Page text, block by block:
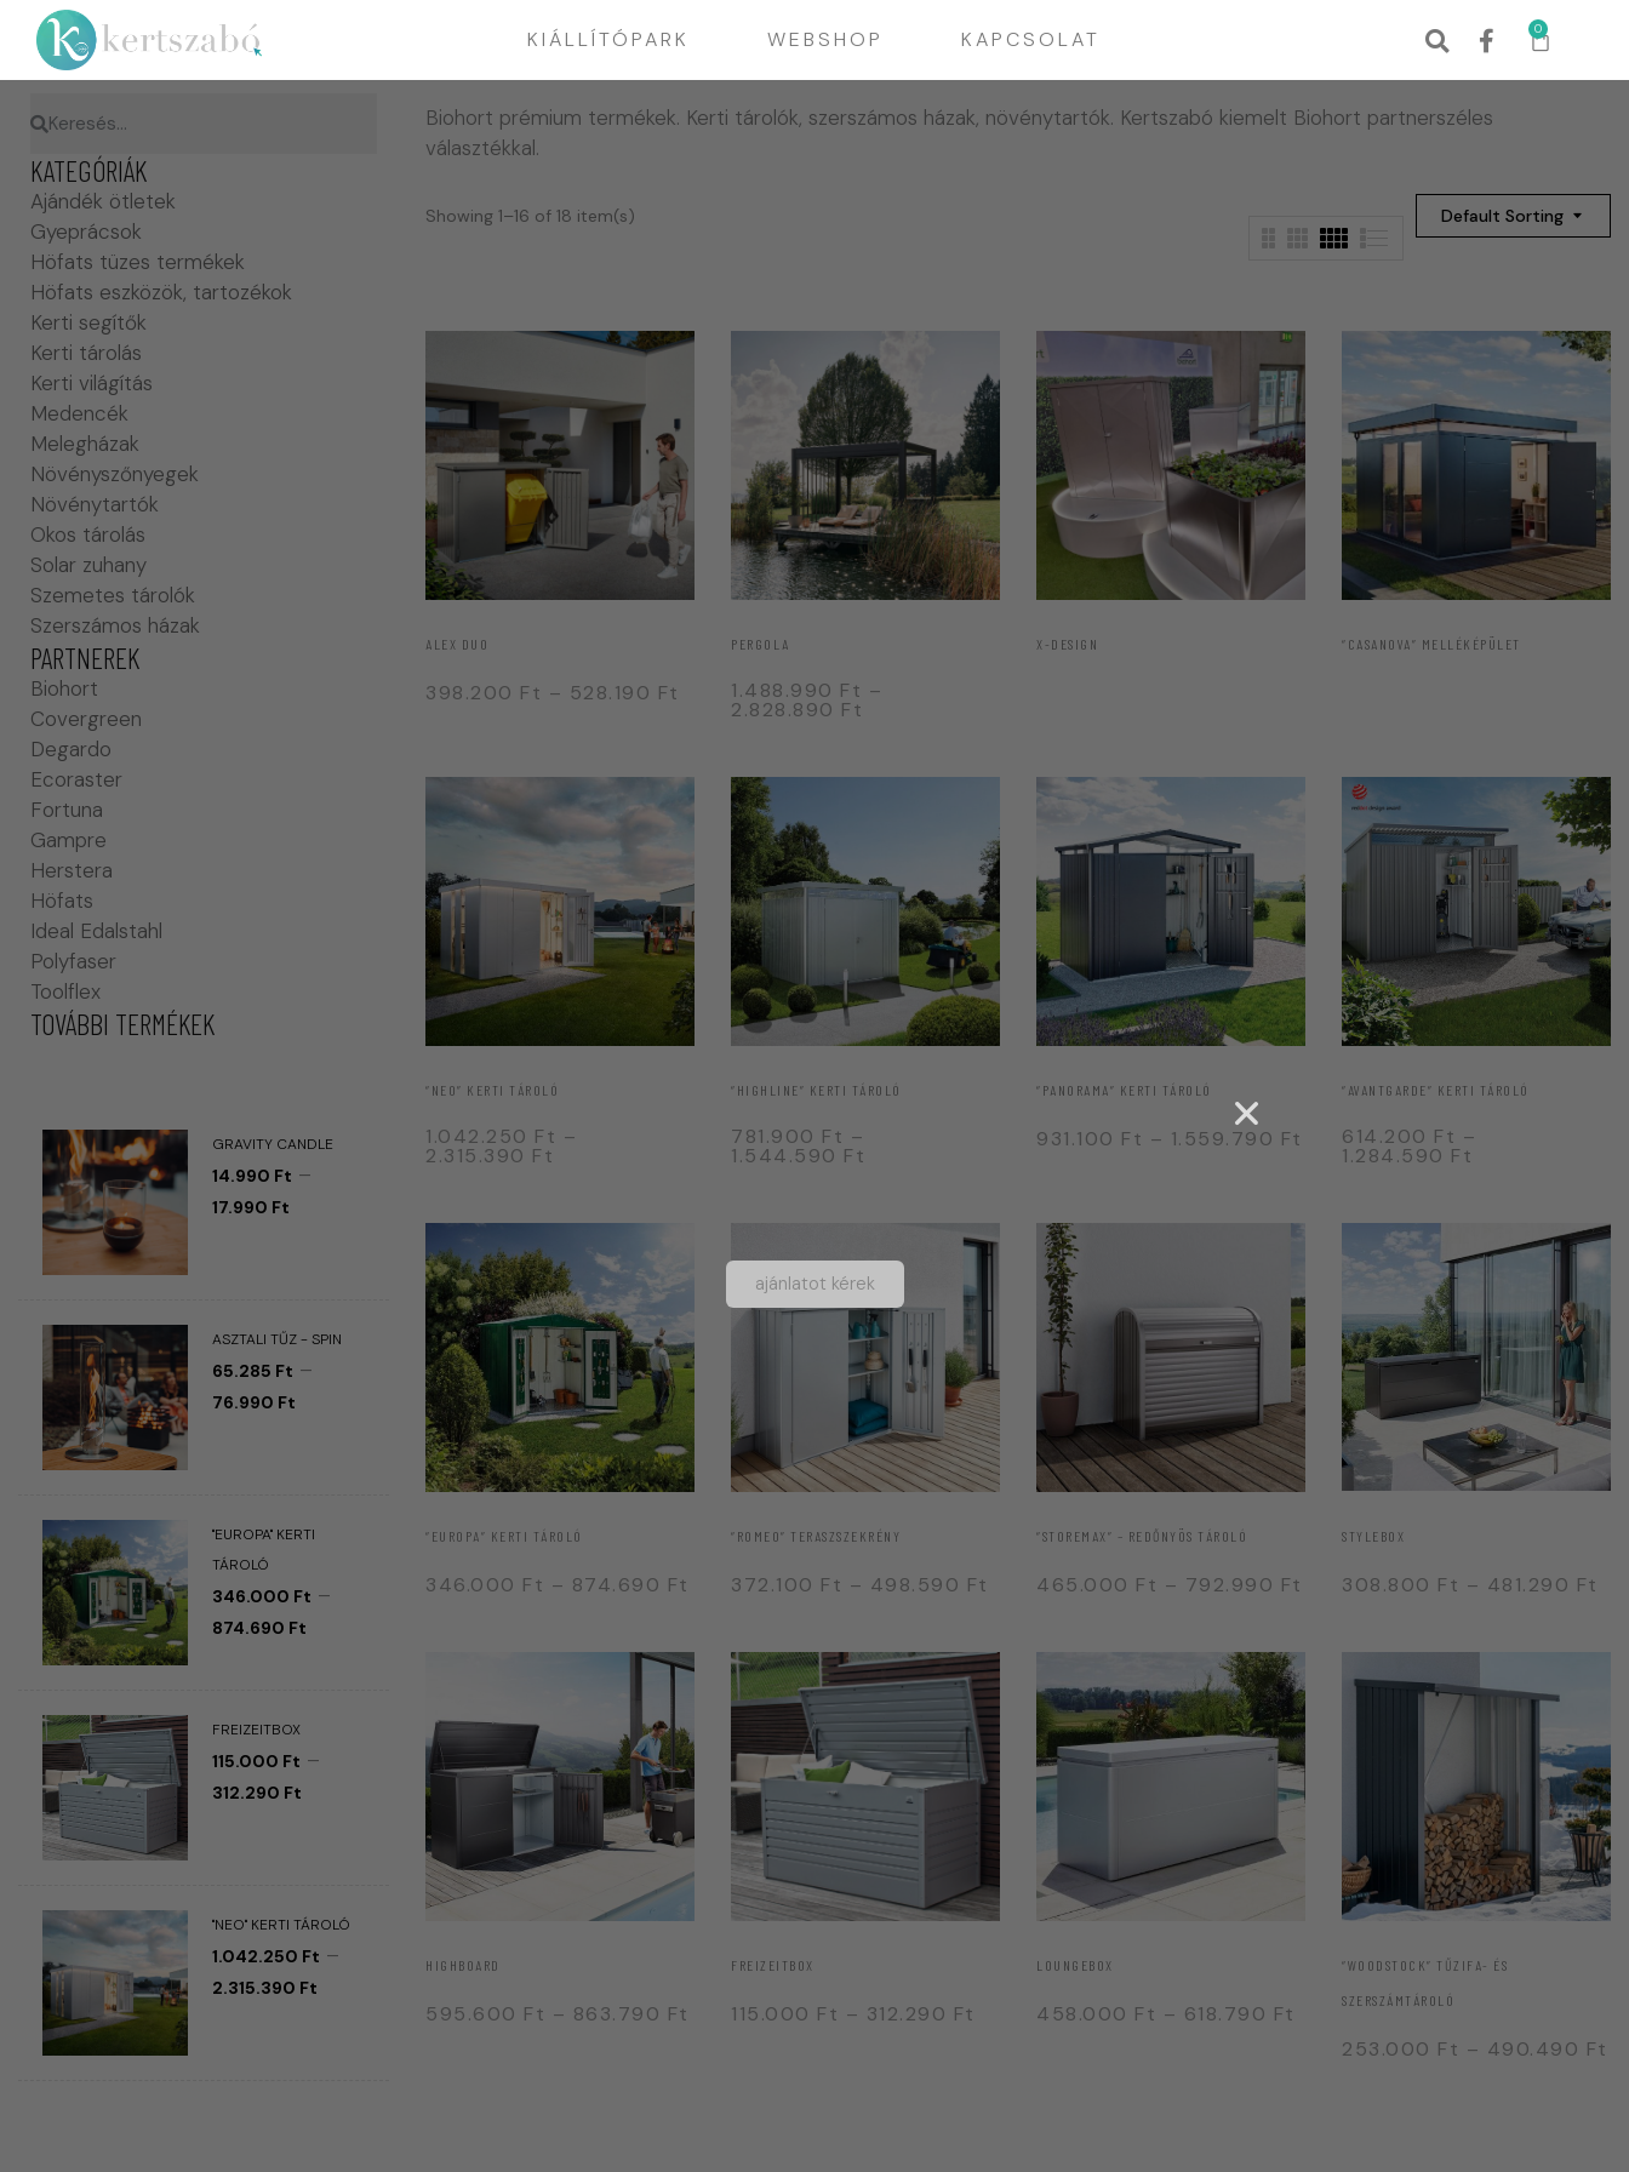
KIÁLLÍTÓPARK WEBSHOP KAPCSOLAT 0
KATEGÓRIÁK
Ajándék ötletek
Gyeprácsok
Höfats tüzes termékek
Höfats eszközök, tartozékok
Kerti segítők
Kerti tárolás
Kerti világítás
Medencék
Melegházak
Növényszőnyegek
Növénytartók
Okos tárolás
Solar zuhany
Szemetes tárolók
Szerszámos házak
PARTNEREK
Biohort
Covergreen
Degardo
Ecoraster
Fortuna
Gampre
Herstera
Höfats
Ideal Edalstahl
Polyfaser
Toolflex
TOVÁBBI TERMÉKEK
GRAVITY CANDLE
14.990 Ft –
17.990 Ft
ASZTALI TŰZ - SPIN
65.285 Ft –
76.990 Ft
"EUROPA" KERTI
TÁROLÓ
346.000 Ft –
874.690 Ft
FREIZEITBOX
115.000 Ft –
312.290 Ft
"NEO" KERTI TÁROLÓ
1.042.250 Ft –
2.315.390 Ft
Biohort prémium termékek. Kerti tárolók, szerszámos házak, növénytartók. Kertszabó kiemelt Biohort partnerszéles
választékkal.
Default Sorting
Showing 1–16 of 18 item(s)
ALEX DUO
398.200 Ft – 528.190 Ft
PERGOLA
1.488.990 Ft –
2.828.890 Ft
X-DESIGN “CASANOVA” MELLÉKÉPÜLET
“NEO” KERTI TÁROLÓ
1.042.250 Ft –
2.315.390 Ft
“HIGHLINE” KERTI TÁROLÓ
781.900 Ft –
1.544.590 Ft
“PANORAMA” KERTI TÁROLÓ
931.100 Ft – 1.559.790 Ft
“AVANTGARDE” KERTI TÁROLÓ
614.200 Ft –
1.284.590 Ft
“EUROPA” KERTI TÁROLÓ
346.000 Ft – 874.690 Ft
“ROMEO” TERASZSZEKRÉNY
372.100 Ft – 498.590 Ft
“STOREMAX” – REDŐNYÖS TÁROLÓ
465.000 Ft – 792.990 Ft
STYLEBOX
308.800 Ft – 481.290 Ft
HIGHBOARD
595.600 Ft – 863.790 Ft
FREIZEITBOX
115.000 Ft – 312.290 Ft
LOUNGEBOX
458.000 Ft – 618.790 Ft
“WOODSTOCK” TŰZIFA- ÉS
SZERSZÁMTÁROLÓ
253.000 Ft – 490.490 Ft
ajánlatot kérek